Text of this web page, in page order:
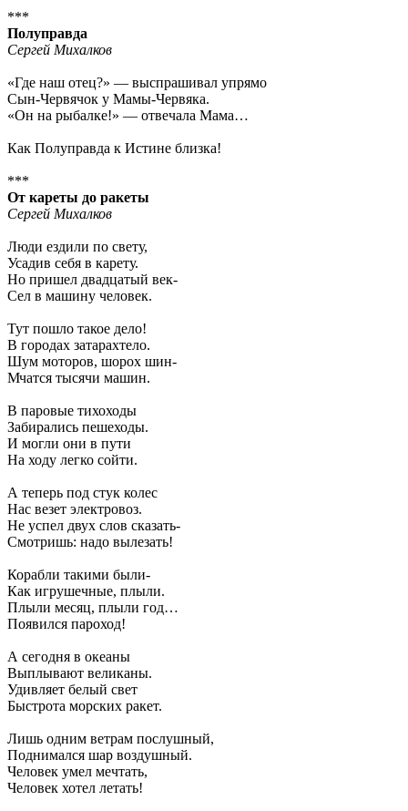
***
Полуправда
Сергей Михалков
«Где наш отец?» — выспрашивал упрямо
Сын-Червячок у Мамы-Червяка.
«Он на рыбалке!» — отвечала Мама…
Как Полуправда к Истине близка!
***
От кареты до ракеты
Сергей Михалков
Люди ездили по свету,
Усадив себя в карету.
Но пришел двадцатый век-
Сел в машину человек.
Тут пошло такое дело!
В городах затарахтело.
Шум моторов, шорох шин-
Мчатся тысячи машин.
В паровые тихоходы
Забирались пешеходы.
И могли они в пути
На ходу легко сойти.
А теперь под стук колес
Нас везет электровоз.
Не успел двух слов сказать-
Смотришь: надо вылезать!
Корабли такими были-
Как игрушечные, плыли.
Плыли месяц, плыли год…
Появился пароход!
А сегодня в океаны
Выплывают великаны.
Удивляет белый свет
Быстрота морских ракет.
Лишь одним ветрам послушный,
Поднимался шар воздушный.
Человек умел мечтать,
Человек хотел летать!